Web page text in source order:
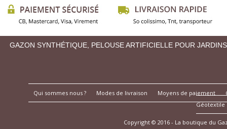
GAZON SYNTHÉTIQUE, PELOUSE ARTIFICIELLE POUR
Qui sommes nous ? Modes de livraison Moyens de paiement
Géotextile
Copyright © 2016 - La boutique du